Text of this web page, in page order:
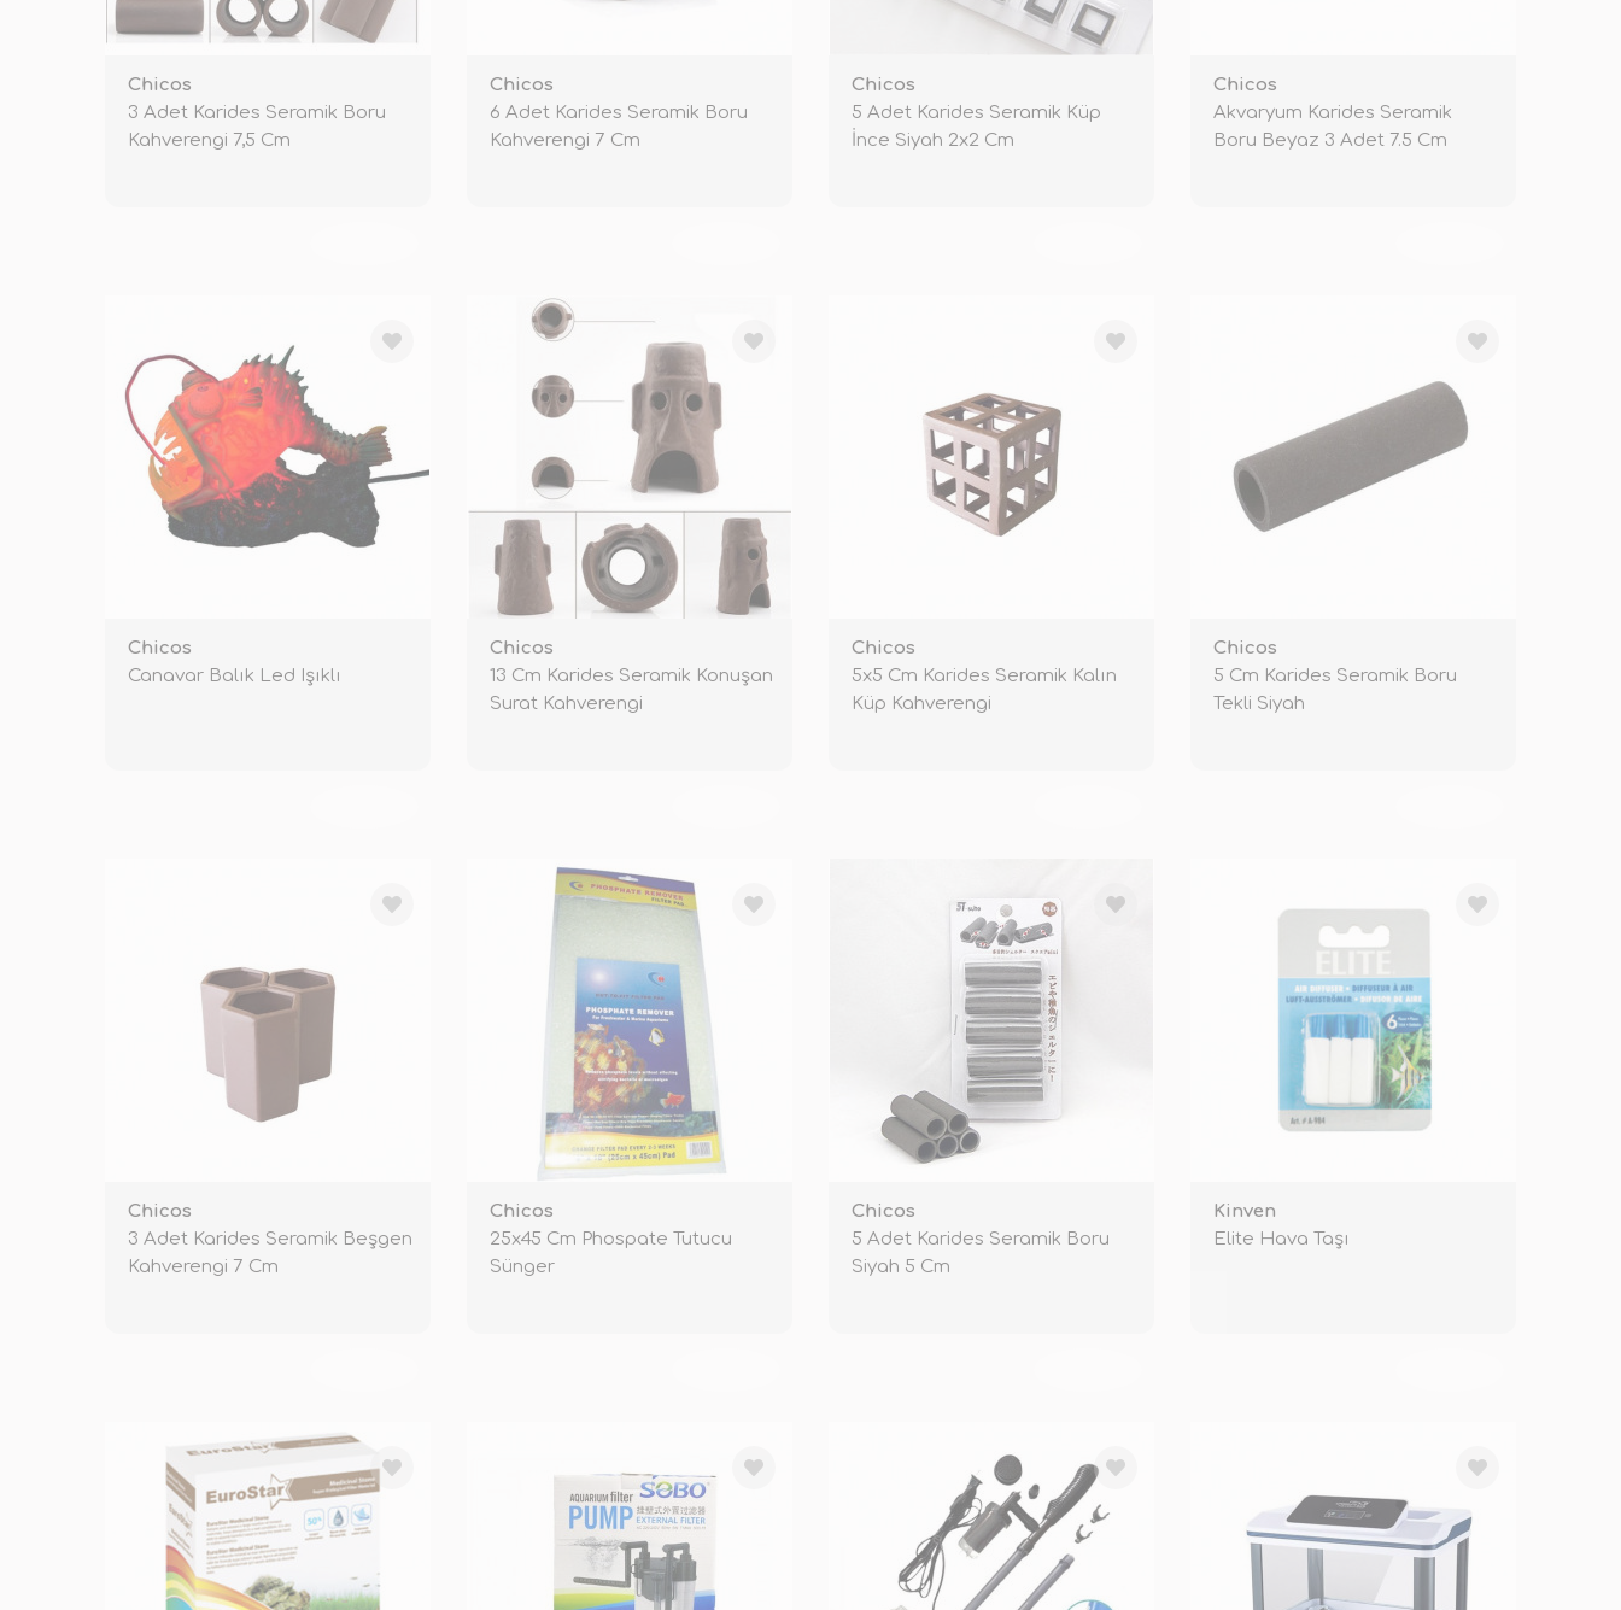
Chicos
3 Adet Karides Seramik Boru
Kahverengi 7,5 Cm
Chicos
6 Adet Karides Seramik Boru
Kahverengi 7 Cm
Chicos
5 Adet Karides Seramik Küp
İnce Siyah 2x2 Cm
Chicos
Akvaryum Karides Seramik
Boru Beyaz 3 Adet 7.5 Cm
Chicos
Canavar Balık Led Işıklı
Chicos
13 Cm Karides Seramik Konuşan
Surat Kahverengi
Chicos
5x5 Cm Karides Seramik Kalın
Küp Kahverengi
Chicos
5 Cm Karides Seramik Boru
Tekli Siyah
Chicos
3 Adet Karides Seramik Beşgen
Kahverengi 7 Cm
Chicos
25x45 Cm Phospate Tutucu
Sünger
Chicos
5 Adet Karides Seramik Boru
Siyah 5 Cm
Kinven
Elite Hava Taşı